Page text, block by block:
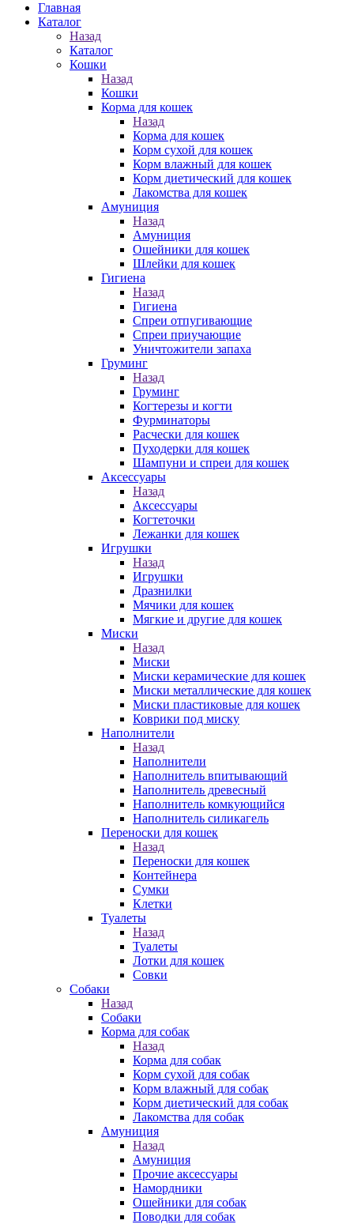
Главная
Каталог
Назад
Каталог
Кошки
Назад
Кошки
Корма для кошек
Назад
Корма для кошек
Корм сухой для кошек
Корм влажный для кошек
Корм диетический для кошек
Лакомства для кошек
Амуниция
Назад
Амуниция
Ошейники для кошек
Шлейки для кошек
Гигиена
Назад
Гигиена
Спреи отпугивающие
Спреи приучающие
Уничтожители запаха
Груминг
Назад
Груминг
Когтерезы и когти
Фурминаторы
Расчески для кошек
Пуходерки для кошек
Шампуни и спреи для кошек
Аксессуары
Назад
Аксессуары
Когтеточки
Лежанки для кошек
Игрушки
Назад
Игрушки
Дразнилки
Мячики для кошек
Мягкие и другие для кошек
Миски
Назад
Миски
Миски керамические для кошек
Миски металлические для кошек
Миски пластиковые для кошек
Коврики под миску
Наполнители
Назад
Наполнители
Наполнитель впитывающий
Наполнитель древесный
Наполнитель комкующийся
Наполнитель силикагель
Переноски для кошек
Назад
Переноски для кошек
Контейнера
Сумки
Клетки
Туалеты
Назад
Туалеты
Лотки для кошек
Совки
Собаки
Назад
Собаки
Корма для собак
Назад
Корма для собак
Корм сухой для собак
Корм влажный для собак
Корм диетический для собак
Лакомства для собак
Амуниция
Назад
Амуниция
Прочие аксессуары
Намордники
Ошейники для собак
Поводки для собак